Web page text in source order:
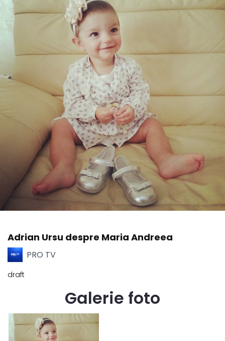
Adrian Ursu despre Maria Andreea
PRO TV
draft
Galerie foto